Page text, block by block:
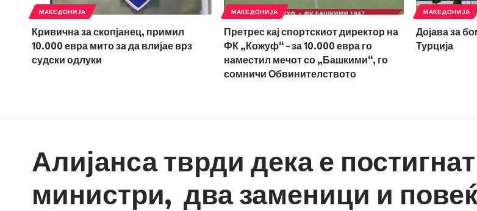
МАКЕДОНИЈА
Кривична за скопјанец, примил
10.000 евра мито за да влијае врз
судски одлуки
МАКЕДОНИЈА
Претрес кај спортскиот директор на
ФК „Кожуф“ – за 10.000 евра го
наместил мечот со „Башкими“, го
сомничи Обвинителството
МАКЕДОНИЈА
Дојава за
Турција
Алијанса тврди дека е
министри, два заменици и